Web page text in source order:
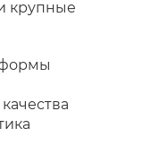
крупные